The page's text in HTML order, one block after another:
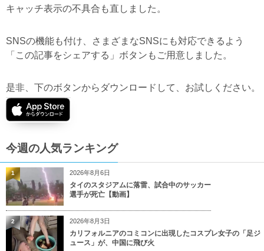
キャッチ表示の不具合も直しました。
SNSの機能も付け、さまざまなSNSにも対応できるよう
「この記事をシェアする」ボタンもご用意しました。
是非、下のボタンからダウンロードして、お試しください。
今週の人気ランキング
2026年8月6日
タイのスタジアムに落雷、試合中のサッカー
選手が死亡【動画】
1
2026年8月3日
カリフォルニアのコミコンに出現したコスプレ女子の「足ジ
ュース」が、中国に飛び火
2